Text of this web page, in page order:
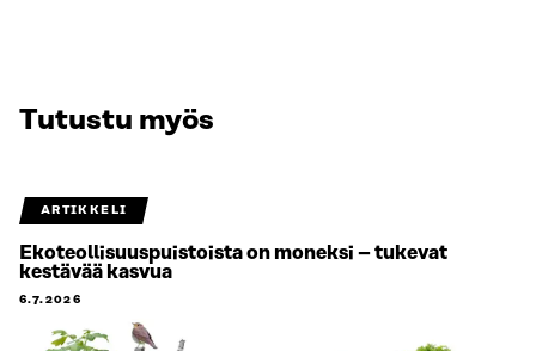
Tutustu myös
ARTIKKELI
Ekoteollisuuspuistoista on moneksi – tukevat
kestävää kasvua
6.7.2026